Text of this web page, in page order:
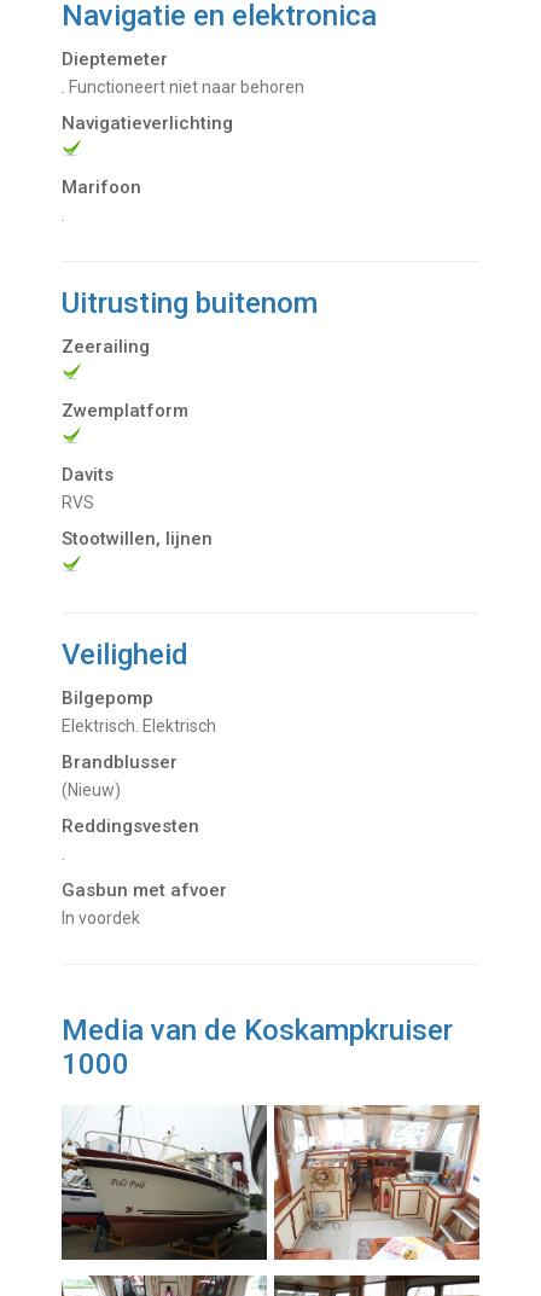
Navigatie en elektronica
Dieptemeter
. Functioneert niet naar behoren
Navigatieverlichting
Marifoon
Uitrusting buitenom
Zeerailing
Zwemplatform
Davits
RVS
Stootwillen, lijnen
Veiligheid
Bilgepomp
Elektrisch. Elektrisch
Brandblusser
(nieuw)
Reddingsvesten
Gasbun met afvoer
In voordek
Media van de Koskampkruiser
1000